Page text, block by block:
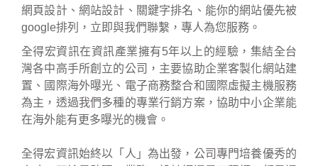
網頁設計、網站設計、關鍵字排名、能你的網站優先被
google排列，立即與我們聯繫，專人為您服務。
全得宏資訊在資訊產業擁有5年以上的經驗，集結全台
灣各中高手所創立的公司，主要協助企業客製化網站建
置、國際海外曝光、電子商務整合和國際虛擬主機服務
為主，透過我們多種的專業行銷方案，協助中小企業能
在海外能有更多曝光的機會。
全得宏資訊始終以「人」為出發，公司專門培養優秀的